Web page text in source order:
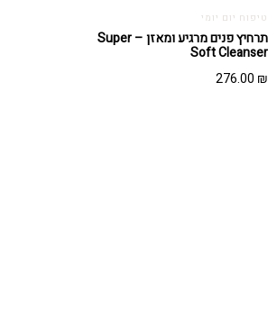
טיפוח יום יומי
תרחיץ פנים מרגיע ומאזן – Super
Soft Cleanser
276.00 ₪